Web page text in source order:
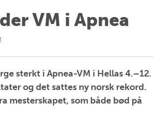
VM i Apnea
sterkt i Apnea-VM i Hellas 4.–12.
og det sattes ny norsk rekord.
mesterskapet, som både bød på